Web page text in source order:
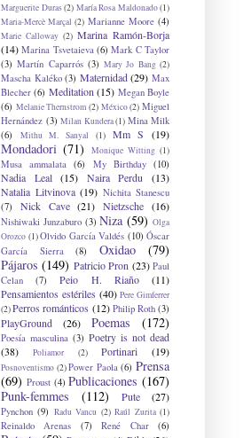
Marguerite Duras(2) María Rosa Maldonado(1)
Maria-Mercè Marçal (2) Marianne Moore (4)
Marie Calloway (2) Marina Ramón-Borja
(14) Marina Tsvetaieva (6) Mark C Taylor
(3) Martín Caparrós (3) Mary Jo Bang (2)
Mascha Kaléko (3) Maternidad (29) Max
Blecher (6) Meditation (15) Megan Boyle
(6) Melanie Thernstrom (2) México (2) Miguel
Hernández (3) Milan Kundera(1) Mina Milk
(6)
Mithu M. Sanyal (1) Mm S (19)
Mondadori (71) Monique Witting (1)
Musa ammalata (6) My Birthday (10)
Nadia Leal (15) Naira Perdu
(13)
Natalia Litvinova (19) Nichita Stanescu
(7)
Nick Cave (21) Nietzsche (16)
Nishiwaki Junzaburo (3) Niza (59) Olga
Orozco (1)Olvido García Valdés (10) Óscar
García Sierra
(8) Oxidao
(79)
Pájaros (149) Patricio Pron (23) Paul
Celan
(7) Peio H. Riaño
(11)
Pensamientos estériles (40) Pere Gimferrer
(2)Perros románticos (12) Philip Roth (3)
PlayGround (26) Poemas (172)
Poesía masculina (3) Poetry is not dead
(38)
Poliamor (2) Portinari (19)
Posnoventismo (2) Power Paola (6) Prensa
(69) Proust (4) Publicaciones (167)
Punk-femmes
(112) Pute (27)
Pynchon (9) Radu Vancu (2) Raúl Zurita (1)
Reinaldo Arenas (7) René Char (6)